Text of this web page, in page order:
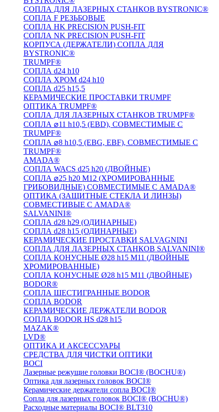
СОПЛА ДЛЯ ЛАЗЕРНЫХ СТАНКОВ BYSTRONIC®
СОПЛА F РЕЗЬБОВЫЕ
СОПЛА HK PRECISION PUSH-FIT
СОПЛА NK PRECISION PUSH-FIT
КОРПУСА (ДЕРЖАТЕЛИ) СОПЛА ДЛЯ
BYSTRONIC®
TRUMPF®
СОПЛА d24 h10
СОПЛА ХРОМ d24 h10
СОПЛА d25 h15,5
КЕРАМИЧЕСКИЕ ПРОСТАВКИ TRUMPF
ОПТИКА TRUMPF®
СОПЛА ДЛЯ ЛАЗЕРНЫХ СТАНКОВ TRUMPF®
СОПЛА ⌀11 h10,5 (EBD), СОВМЕСТИМЫЕ С
TRUMPF®
СОПЛА ⌀8 h10,5 (EBG, EBF), СОВМЕСТИМЫЕ С
TRUMPF®
AMADA®
СОПЛА WACS d25 h20 (ДВОЙНЫЕ)
СОПЛА ⌀25 h20 M12 (ХРОМИРОВАННЫЕ
ГРИБОВИДНЫЕ) СОВМЕСТИМЫЕ С AMADA®
ОПТИКА (ЗАЩИТНЫЕ СТЕКЛА И ЛИНЗЫ)
СОВМЕСТИВЫЕ С AMADA®
SALVANINI®
СОПЛА d28 h29 (ОДИНАРНЫЕ)
СОПЛА d28 h15 (ОДИНАРНЫЕ)
КЕРАМИЧЕСКИЕ ПРОСТАВКИ SALVAGNINI
СОПЛА ДЛЯ ЛАЗЕРНЫХ СТАНКОВ SALVANINI®
СОПЛА КОНУСНЫЕ Ø28 h15 M11 (ДВОЙНЫЕ
ХРОМИРОВАННЫЕ)
СОПЛА КОНУСНЫЕ Ø28 h15 M11 (ДВОЙНЫЕ)
BODOR®
СОПЛА ШЕСТИГРАННЫЕ BODOR
СОПЛА BODOR
КЕРАМИЧЕСКИЕ ДЕРЖАТЕЛИ BODOR
СОПЛА BODOR HS d28 h15
MAZAK®
LVD®
ОПТИКА И АКСЕССУАРЫ
СРЕДСТВА ДЛЯ ЧИСТКИ ОПТИКИ
BOCI
Лазерные режущие головки BOCI® (BOCHU®)
Оптика для лазерных головок BOCI®
Керамические держатели сопла BOCI®
Сопла для лазерных головок BOCI® (BOCHU®)
Расходные материалы BOCI® BLT310